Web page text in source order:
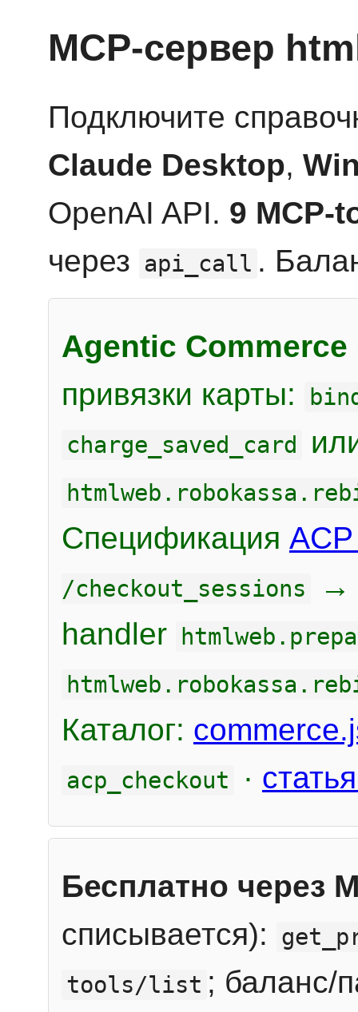
MCP-сервер
Подключите
Claude Desktop,
OpenAI API. 9 MCP-
через api_call .
Agentic Commerce
привязки карты:
charge_saved_card
Спецификация
/checkout_sessions
handler
Каталог:
acp_checkout ·
Бесплатно через
списывается):
tools/list ; баланс/